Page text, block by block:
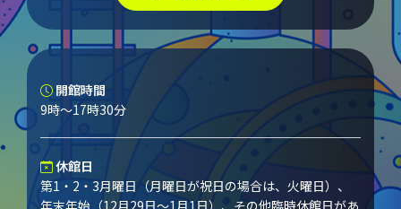
開館時間
9時～17時30分
休館日
第1・2・3月曜日（月曜日が祝日の場合は、火曜日）、
年末年始（12月29日～1月1日）、その他臨時休館日があ